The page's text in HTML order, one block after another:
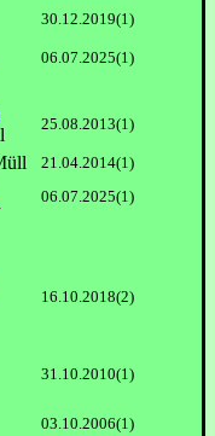
30.12.2019(1)
06.07.2025(1)
25.08.2013(1)
21.04.2014(1)
06.07.2025(1)
16.10.2018(2)
31.10.2010(1)
03.10.2006(1)